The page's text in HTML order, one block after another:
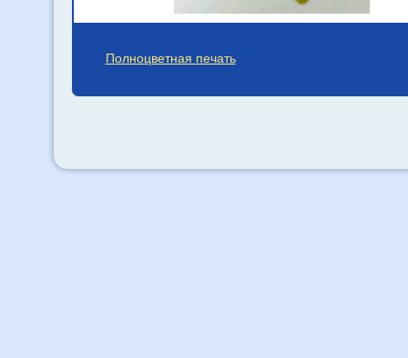
Полноцветная печать